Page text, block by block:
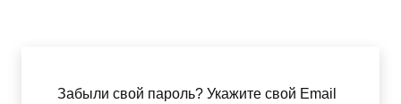
Забыли свой пароль? Укажите свой Email